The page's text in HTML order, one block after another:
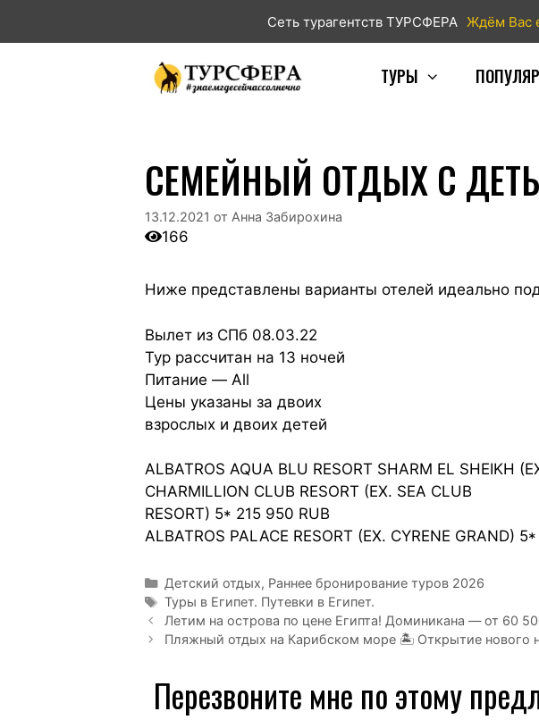
Сеть турагентств ТУРСФЕРА Ждём Вас
ТУРЫ
СЕМЕЙНЫЙ ОТДЫХ С
13.12.2021 от Анна Забирохина
166
Ниже представлены варианты отелей идеально
Вылет из СПб 08.03.22
Тур рассчитан на 13 ночей
Питание — All
Цены указаны за двоих
взрослых и двоих детей
ALBATROS AQUA BLU RESORT SHARM EL SHEIKH
CHARMILLION CLUB RESORT (EX. SEA CLUB
RESORT) 5* 215 950 RUB
ALBATROS PALACE RESORT (EX. CYRENE GRAND)
Детский отдых, Раннее бронирование туров 2026
Туры в Египет. Путевки в Египет.
Летим на острова по цене Египта! Доминикана — от 60
Пляжный отдых на Карибском море 🏝 Открытие нового
Перезвоните мне по этому